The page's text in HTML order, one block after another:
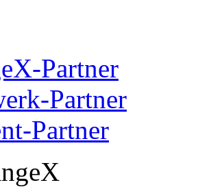
Partner
Partner
Partner